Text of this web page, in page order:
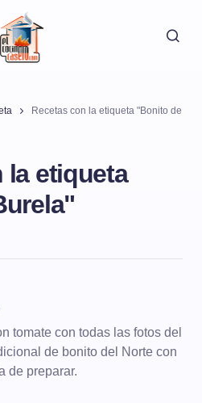
Recetas con la etiqueta "Bonito de
la etiqueta
tomate con todas las fotos del
de bonito del Norte con
de preparar.